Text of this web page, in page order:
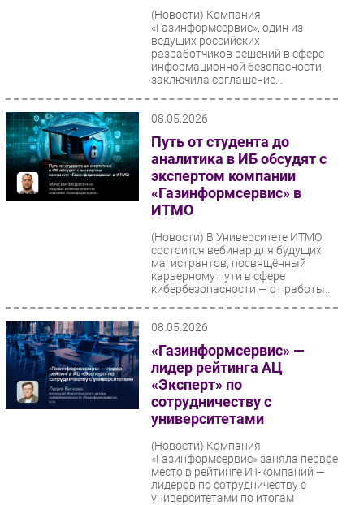
Регулирование
Финансы
Web
Безопасность
РАЗДЕЛЫ
Новости
Аналитика
Интервью
(Новости) Компания
«Газинформсервис», один из
ведущих российских
разработчиков решений в сфере
информационной безопасности,
заключила соглашение...
08.05.2026
Путь от студента до
аналитика в ИБ обсудят с
экспертом компании
«Газинформсервис» в
ИТМО
(Новости) В Университете ИТМО
состоится вебинар для будущих
магистрантов, посвящённый
карьерному пути в сфере
кибербезопасности — от работы...
08.05.2026
«Газинформсервис» —
лидер рейтинга АЦ
«Эксперт» по
сотрудничеству с
университетами
(Новости) Компания
«Газинформсервис» заняла первое
место в рейтинге ИТ-компаний —
лидеров по сотрудничеству с
университетами по итогам